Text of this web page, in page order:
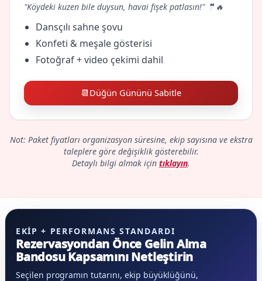
"Köydeki kuzen bile duysun, havai fişek patlasın!" 🤵🔥
Dansçılı sahne şovu
Konfeti & meşale gösterisi
Fotoğraf + video çekimi dahil
📆 Düğün Gününü Sabitle
Not: Paket fiyatları organizasyon süresine, ekip sayısına ve ekstra
taleplere göre değişiklik gösterebilir.
Detaylı bilgi almak için tıklayın.
EKIP + PERFORMANS STANDARDI
Rezervasyondan Önce Gelin Alma
Bandosu Kapsamını Netleştirin
Seçilen programın tutarını, ekip büyüklüğünü,